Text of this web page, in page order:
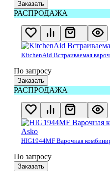
Заказать
РАСПРОДАЖА
KitchenAid Встраиваемая
По запросу
Заказать
РАСПРОДАЖА
HIG1944MF Варочная
По запросу
Заказать